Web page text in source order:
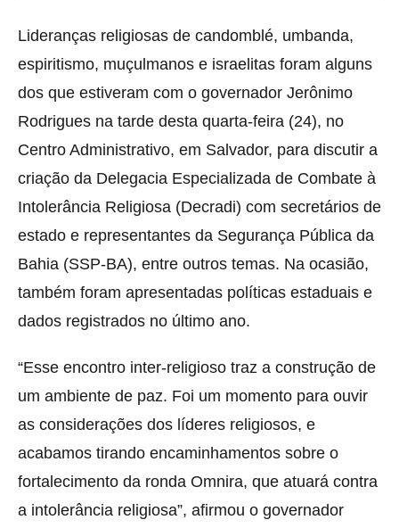
Lideranças religiosas de candomblé, umbanda,
espiritismo, muçulmanos e israelitas foram alguns
dos que estiveram com o governador Jerônimo
Rodrigues na tarde desta quarta-feira (24), no
Centro Administrativo, em Salvador, para discutir a
criação da Delegacia Especializada de Combate à
Intolerância Religiosa (Decradi) com secretários de
estado e representantes da Segurança Pública da
Bahia (SSP-BA), entre outros temas. Na ocasião,
também foram apresentadas políticas estaduais e
dados registrados no último ano.
“Esse encontro inter-religioso traz a construção de
um ambiente de paz. Foi um momento para ouvir
as considerações dos líderes religiosos, e
acabamos tirando encaminhamentos sobre o
fortalecimento da ronda Omnira, que atuará contra
a intolerância religiosa”, afirmou o governador